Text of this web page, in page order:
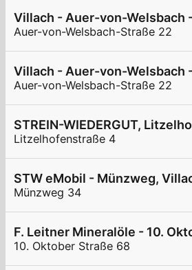
Villach - Auer-von-Welsbach
Auer-von-Welsbach-Straße 22
Villach - Auer-von-Welsbach
Auer-von-Welsbach-Straße 22
STREIN-WIEDERGUT,
Litzelhofenstraße 4
STW eMobil - Münzweg,
Münzweg 34
F. Leitner Mineralöle - 10.
10. Oktober Straße 68